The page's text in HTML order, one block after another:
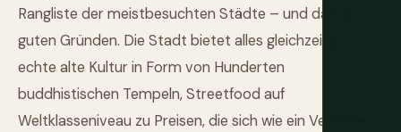
Rangliste der meistbesuchten Städte – und das aus
guten Gründen. Die Stadt bietet alles gleichzeitig:
echte alte Kultur in Form von Hunderten
buddhistischen Tempeln, Streetfood auf
Weltklasseniveau zu Preisen, die sich wie ein Versehen